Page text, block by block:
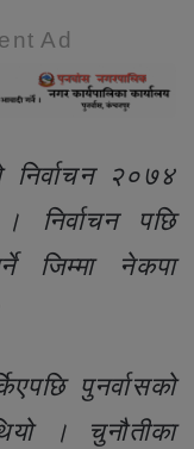
Ad
निर्वाचन २०७४
पछि
जिम्मा नेकपा
पुनर्वासको
। चुनौतीका